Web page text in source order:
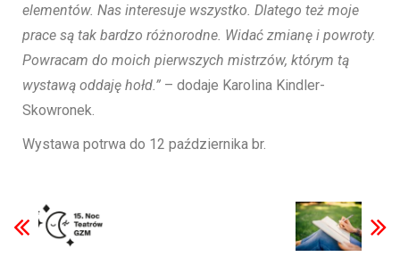
elementów. Nas interesuje wszystko. Dlatego też moje
prace są tak bardzo różnorodne. Widać zmianę i powroty.
Powracam do moich pierwszych mistrzów, którym tą
wystawą oddaję hołd.” – dodaje Karolina Kindler-
Skowronek.
Wystawa potrwa do 12 października br.